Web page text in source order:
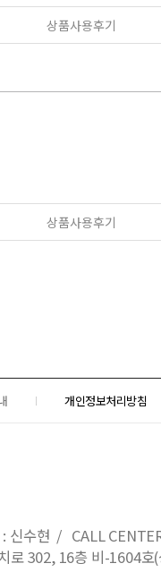
상품사용후기
상품사용후기
개인정보처리방침
신수현 / CALL
로 302, 16층 비-1604